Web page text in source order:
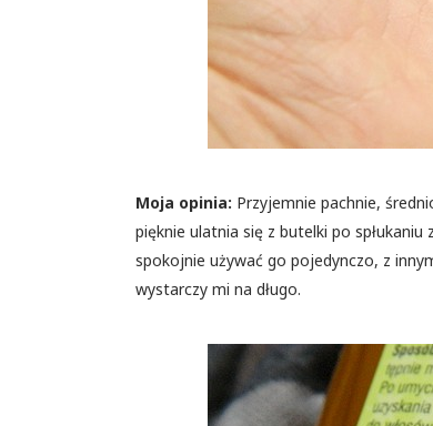
Moja opinia: Przyjemnie pachnie,
pięknie ulatnia się z butelki po
spokojnie używać go pojedynczo, z
wystarczy mi na długo.